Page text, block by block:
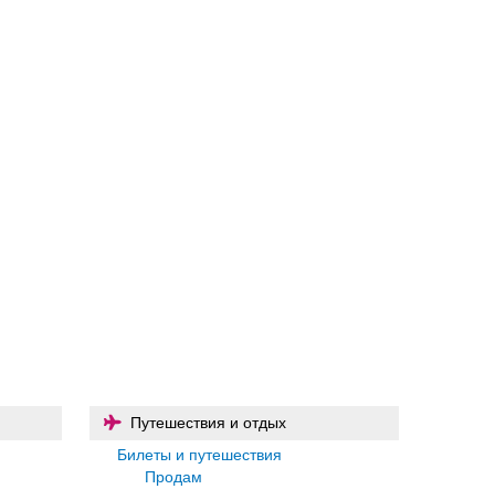
Путешествия и отдых
Билеты и путешествия
Продам